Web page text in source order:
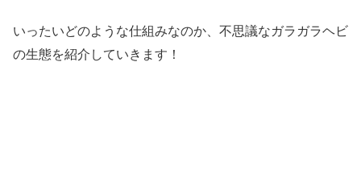
いったいどのような仕組みなのか、不思議なガラガラヘビ
の生態を紹介していきます！